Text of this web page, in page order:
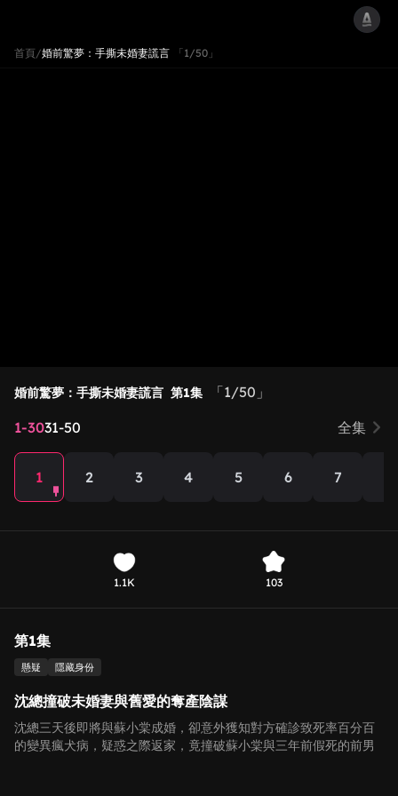
首頁/婚前驚夢：手撕未婚妻謊言 「1/50」
婚前驚夢：手撕未婚妻謊言 第1集
「1/50」
1-3031-50 全集
1 2 3 4 5 6 7
1.1K 103
第1集
懸疑 隱藏身份
沈總撞破未婚妻與舊愛的奪產陰謀
沈總三天後即將與蘇小棠成婚，卻意外獲知對方確診致死率百分百
的變異瘋犬病，疑惑之際返家，竟撞破蘇小棠與三年前假死的前男